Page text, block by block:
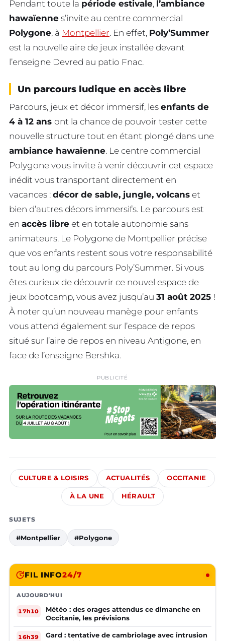
Pendant toute la période estivale, l’ambiance
hawaïenne s’invite au centre commercial
Polygone, à Montpellier. En effet, Poly’Summer
est la nouvelle aire de jeux installée devant
l’enseigne Devred au patio Fnac.
Un parcours ludique en accès libre
Parcours, jeux et décor immersif, les enfants de
4 à 12 ans ont la chance de pouvoir tester cette
nouvelle structure tout en étant plongé dans une
ambiance hawaïenne. Le centre commercial
Polygone vous invite à venir découvrir cet espace
inédit vous transportant directement en
vacances : décor de sable, jungle, volcans et
bien d’autres décors immersifs. Le parcours est
en accès libre et en totale autonomie sans
animateurs. Le Polygone de Montpellier précise
que vos enfants restent sous votre responsabilité
tout au long du parcours Poly’Summer. Si vous
êtes curieux de découvrir ce nouvel espace de
jeux bootcamp, vous avez jusqu’au 31 août 2025 !
À noter qu’un nouveau manège pour enfants
vous attend également sur l’espace de repos
situé sur l’aire de repos en niveau Antigone, en
face de l’enseigne Bershka.
PUBLICITÉ
CULTURE & LOISIRS ACTUALITÉS OCCITANIE
À LA UNE HÉRAULT
SUJETS
#Montpellier #Polygone
FIL INFO24/7
AUJOURD'HUI
17h10
Météo : des orages attendus ce dimanche en
Occitanie, les prévisions
16h39
Gard : tentative de cambriolage avec intrusion